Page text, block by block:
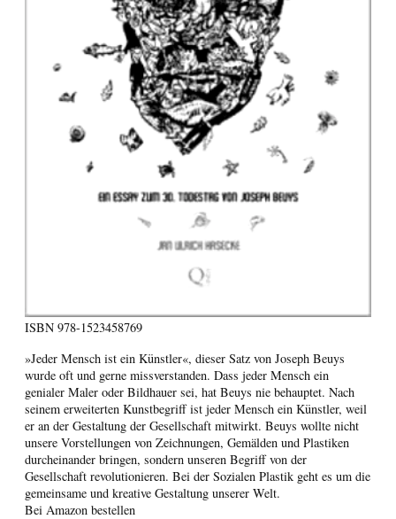
ISBN 978-1523458769
»Jeder Mensch ist ein Künstler«, dieser Satz von Joseph Beuys
wurde oft und gerne missverstanden. Dass jeder Mensch ein
genialer Maler oder Bildhauer sei, hat Beuys nie behauptet. Nach
seinem erweiterten Kunstbegriff ist jeder Mensch ein Künstler, weil
er an der Gestaltung der Gesellschaft mitwirkt. Beuys wollte nicht
unsere Vorstellungen von Zeichnungen, Gemälden und Plastiken
durcheinander bringen, sondern unseren Begriff von der
Gesellschaft revolutionieren. Bei der Sozialen Plastik geht es um die
gemeinsame und kreative Gestaltung unserer Welt.
Bei Amazon bestellen